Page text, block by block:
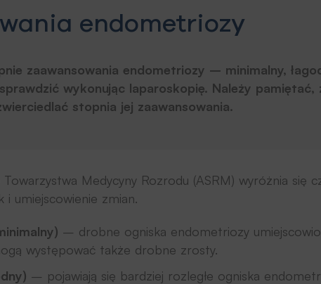
endometriozy
zaawansowania endometriozy – minimalny,
wykonując laparoskopię. Należy pamiętać,
stopnia jej zaawansowania.
Medycyny Rozrodu (ASRM) wyróżnia się
umiejscowienie zmian.
– drobne ogniska endometriozy
występować także drobne zrosty.
– pojawiają się bardziej rozległe ogniska